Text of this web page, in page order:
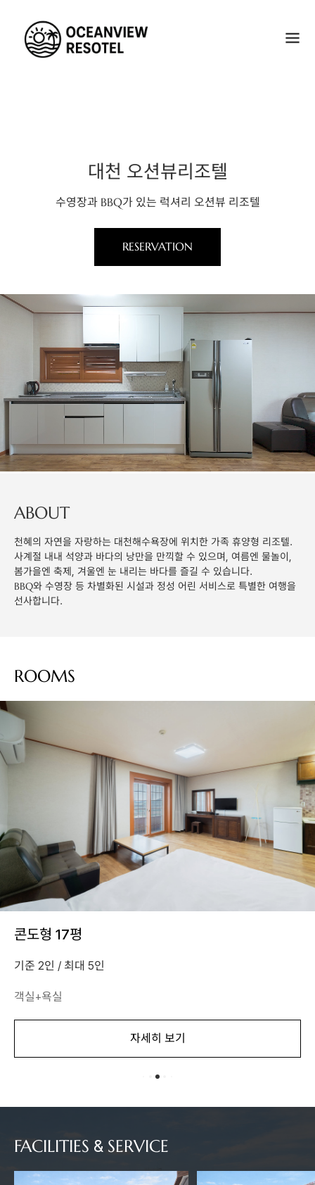
대천 오션뷰리조텔
수영장과 BBQ가 있는 럭셔리 오션뷰 리조텔
RESERVATION
ABOUT
천혜의 자연을 자랑하는 대천해수욕장에 위치한 가족 휴양형 리조텔.
사계절 내내 석양과 바다의 낭만을 만끽할 수 있으며, 여름엔 물놀이,
봄가을엔 축제, 겨울엔 눈 내리는 바다를 즐길 수 있습니다.
BBQ와 수영장 등 차별화된 시설과 정성 어린 서비스로 특별한 여행을
선사합니다.
ROOMS
콘도형 17평
기준 2인 / 최대 5인
객실+욕실
자세히 보기
FACILITIES & SERVICE